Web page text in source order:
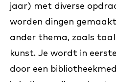
jaar) met diverse
worden dingen
ander thema, zoals
kunst. Je wordt in
door een